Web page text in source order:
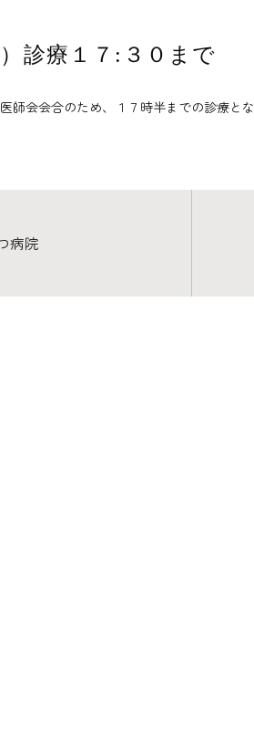
診療１７:３０まで
師会会合のため、１７時半までの診療とな
病院